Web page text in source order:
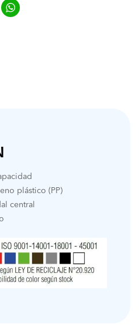
LinkedIn
plástico (PP)
central